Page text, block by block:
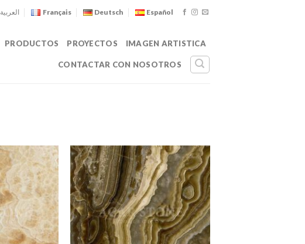
العربية Français Deutsch Español
PRODUCTOS PROYECTOS IMAGEN ARTISTICA
CONTACTAR CON NOSOTROS